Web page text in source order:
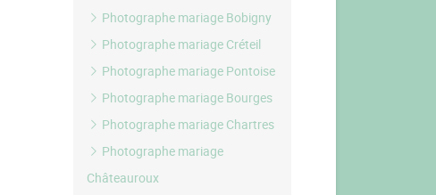
Photographe mariage Bobigny
Photographe mariage Créteil
Photographe mariage Pontoise
Photographe mariage Bourges
Photographe mariage Chartres
Photographe mariage
Châteauroux